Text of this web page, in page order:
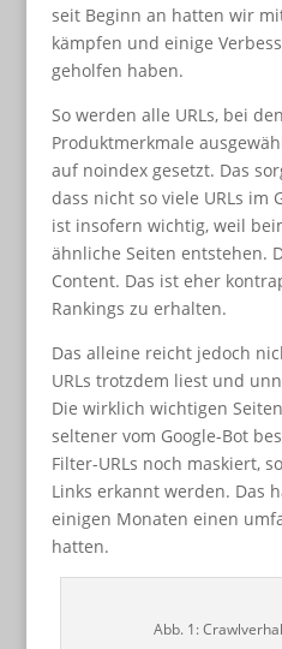
seit Beginn an hatten wir
kämpfen und einige
geholfen haben.
So werden alle URLs, bei
Produktmerkmale
auf noindex gesetzt. Das
dass nicht so viele URLs im
ist insofern wichtig, weil
ähnliche Seiten entstehen.
Content. Das ist eher
Rankings zu erhalten.
Das alleine reicht jedoch
URLs trotzdem liest und
Die wirklich wichtigen
seltener vom Google-Bot
Filter-URLs noch maskiert,
Links erkannt werden. Das
einigen Monaten einen
hatten.
Abb. 1: